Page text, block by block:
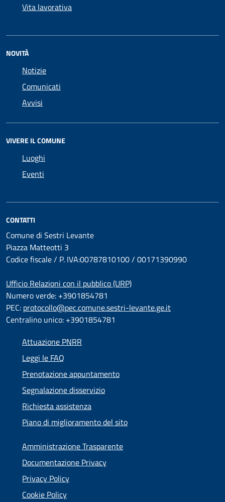
Vita lavorativa
NOVITÀ
Notizie
Comunicati
Avvisi
VIVERE IL COMUNE
Luoghi
Eventi
CONTATTI
Comune di Sestri Levante
Piazza Matteotti 3
Codice fiscale / P. IVA:00787810100 / 00171390990
Ufficio Relazioni con il pubblico (URP)
Numero verde: +3901854781
PEC: protocollo@pec.comune.sestri-levante.ge.it
Centralino unico: +3901854781
Attuazione PNRR
Leggi le FAQ
Prenotazione appuntamento
Segnalazione disservizio
Richiesta assistenza
Piano di miglioramento del sito
Amministrazione Trasparente
Documentazione Privacy
Privacy Policy
Cookie Policy